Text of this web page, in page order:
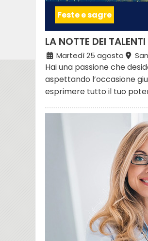
Feste e sagre
LA NOTTE DEI TALENTI
Martedì 25 agosto
Hai una passione che
aspettando l’occasione
esprimere tutto il tuo